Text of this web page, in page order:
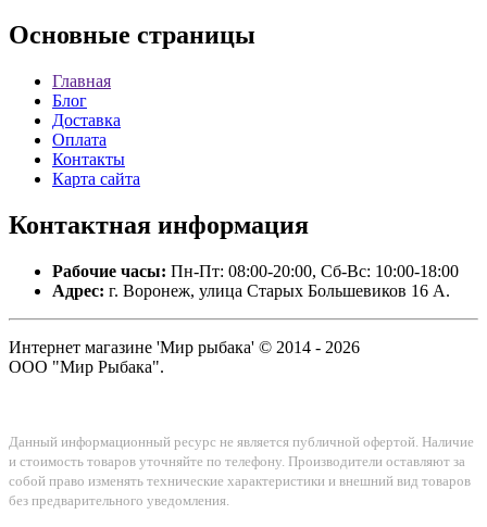
Основные страницы
Главная
Блог
Доставка
Оплата
Контакты
Карта сайта
Контактная информация
Рабочие часы: Пн-Пт: 08:00-20:00, Сб-Вс: 10:00-18:00
Адрес: г. Воронеж, улица Старых Большевиков 16 А.
Интернет магазине 'Мир рыбака' © 2014 - 2026
ООО "Мир Рыбака".
Данный информационный ресурс не является публичной офертой. Наличие
и стоимость товаров уточняйте по телефону. Производители оставляют за
собой право изменять технические характеристики и внешний вид товаров
без предварительного уведомления.